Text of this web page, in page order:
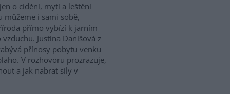
o cídění, mytí a leštění
i sami sobě,
přímo vybízí k jarním
Justina Danišová z
přínosy pobytu venku
V rozhovoru prozrazuje,
a jak nabrat síly v